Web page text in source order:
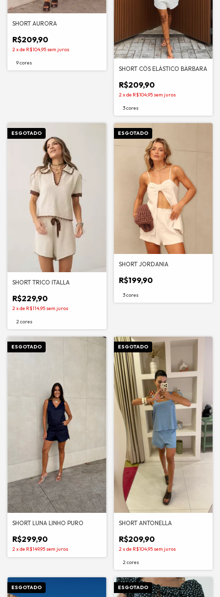
SHORT AURORA
R$209,90
2xde R$104,95 sem juros
9 cores
SHORT CÓS ELÁSTICO BÁRBARA
R$209,90
2xde R$104,95 sem juros
3 cores
ESGOTADO
SHORT TRICO ITALLA
R$229,90
2xde R$114,95 sem juros
2 cores
ESGOTADO
SHORT JORDANIA
R$199,90
3 cores
ESGOTADO
SHORT LUNA LINHO PURO
R$299,90
2xde R$149,95 sem juros
ESGOTADO
SHORT ANTONELLA
R$209,90
2xde R$104,95 sem juros
2 cores
ESGOTADO ESGOTADO